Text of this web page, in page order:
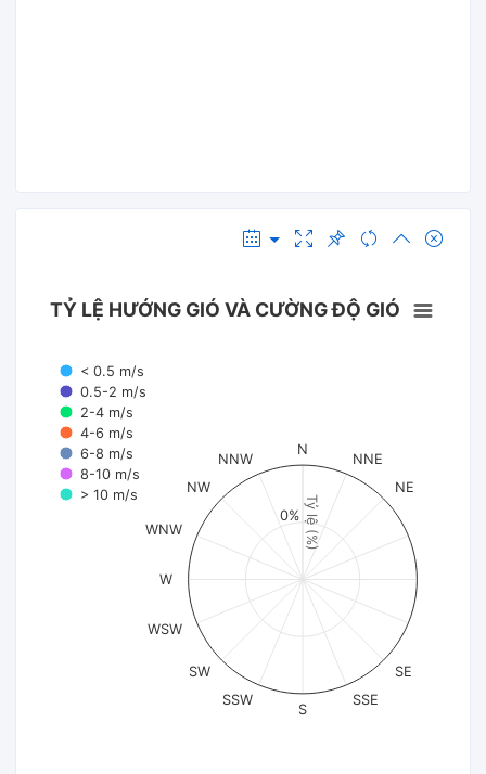
Tỷ lệ (%)
TỶ LỆ HƯỚNG GIÓ VÀ CƯỜNG ĐỘ GIÓ
< 0.5 m/s
0.5-2 m/s
2-4 m/s
4-6 m/s
6-8 m/s
8-10 m/s
> 10 m/s
N
NNE
NE
SE
SSE
S
SSW
SW
WSW
W
WNW
NW
NNW
0%